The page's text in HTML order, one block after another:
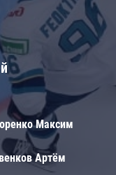
Максим
Артём